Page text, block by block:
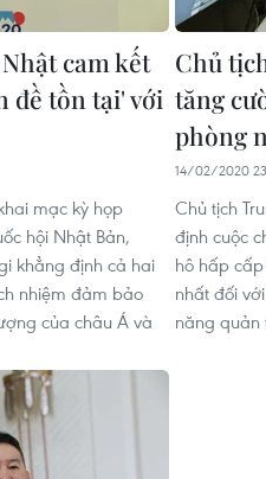
cam kết
đề tồn tại' với
mạc kỳ họp
hội Nhật Bản,
khẳng định cả hai
nhiệm đảm bảo
của châu Á và
Chủ
tăng
phòng
14/02/2020
Chủ tịch
định cuộc
hô hấp
nhất đối
năng quản